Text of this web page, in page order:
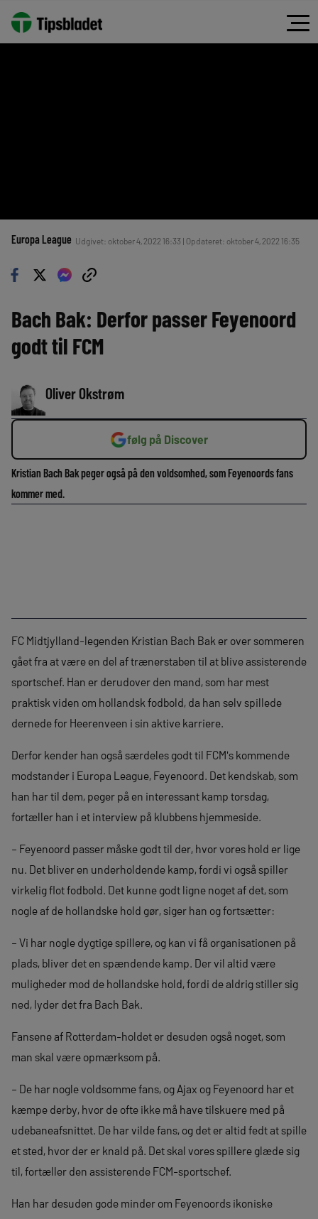
Europa League Udgivet: oktober 4, 2022 16:33 | Opdateret: oktober 4, 2022 16:35
Bach Bak: Derfor passer Feyenoord
godt til FCM
Oliver Okstrøm
følg på Discover
Kristian Bach Bak peger også på den voldsomhed, som Feyenoords fans
kommer med.
FC Midtjylland-legenden Kristian Bach Bak er over sommeren
gået fra at være en del af trænerstaben til at blive assisterende
sportschef. Han er derudover den mand, som har mest
praktisk viden om hollandsk fodbold, da han selv spillede
dernede for Heerenveen i sin aktive karriere.
Derfor kender han også særdeles godt til FCM's kommende
modstander i Europa League, Feyenoord. Det kendskab, som
han har til dem, peger på en interessant kamp torsdag,
fortæller han i et interview på klubbens hjemmeside.
– Feyenoord passer måske godt til der, hvor vores hold er lige
nu. Det bliver en underholdende kamp, fordi vi også spiller
virkelig flot fodbold. Det kunne godt ligne noget af det, som
nogle af de hollandske hold gør, siger han og fortsætter:
– Vi har nogle dygtige spillere, og kan vi få organisationen på
plads, bliver det en spændende kamp. Der vil altid være
muligheder mod de hollandske hold, fordi de aldrig stiller sig
ned, lyder det fra Bach Bak.
Fansene af Rotterdam-holdet er desuden også noget, som
man skal være opmærksom på.
– De har nogle voldsomme fans, og Ajax og Feyenoord har et
kæmpe derby, hvor de ofte ikke må have tilskuere med på
udebaneafsnittet. De har vilde fans, og det er altid fedt at spille
et sted, hvor der er knald på. Det skal vores spillere glæde sig
til, fortæller den assisterende FCM-sportschef.
Han har desuden gode minder om Feyenoords ikoniske